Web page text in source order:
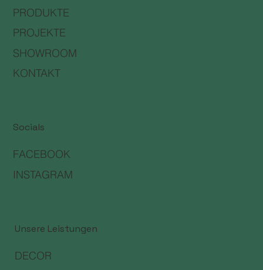
PRODUKTE
PROJEKTE
SHOWROOM
KONTAKT
Unsere Leistungen
DECOR
Socials
FACEBOOK
INSTAGRAM